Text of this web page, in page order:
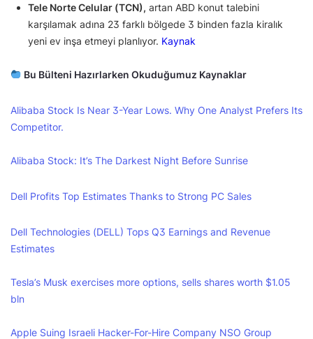
Tele Norte Celular (TCN), artan ABD konut talebini
karşılamak adına 23 farklı bölgede 3 binden fazla kiralık
yeni ev inşa etmeyi planlıyor. Kaynak
Bu Bülteni Hazırlarken Okuduğumuz Kaynaklar
Alibaba Stock Is Near 3-Year Lows. Why One Analyst Prefers Its
Competitor.
Alibaba Stock: It’s The Darkest Night Before Sunrise
Dell Profits Top Estimates Thanks to Strong PC Sales
Dell Technologies (DELL) Tops Q3 Earnings and Revenue
Estimates
Tesla’s Musk exercises more options, sells shares worth $1.05
bln
Apple Suing Israeli Hacker-For-Hire Company NSO Group